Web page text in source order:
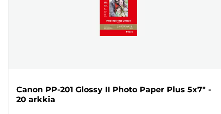
Canon PP-201 Glossy II Photo Paper Plus 5x7" -
20 arkkia